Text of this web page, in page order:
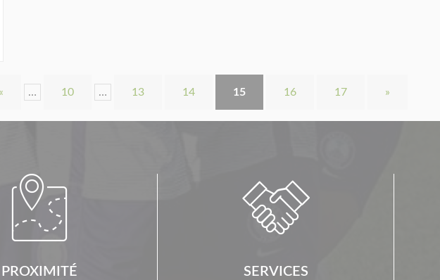
… 10 … 13 14 15 16 17 »

PROXIMITÉ

SERVICES